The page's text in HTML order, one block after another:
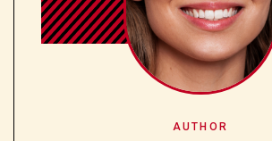
AUTHOR